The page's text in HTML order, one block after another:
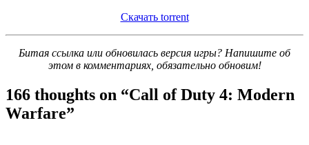
Скачать torrent
Битая ссылка или обновилась версия игры? Напишите об
этом в комментариях, обязательно обновим!
166 thoughts on “Call of Duty 4: Modern
Warfare”